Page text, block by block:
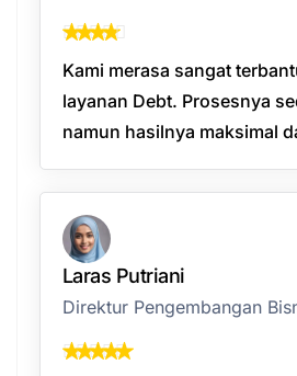
Kami merasa sangat
layanan Debt. Prosesnya
namun hasilnya maksimal
Laras Putriani
Direktur Pengembangan